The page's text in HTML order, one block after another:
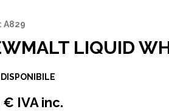
A829
LIQUID
€ IVA inc.